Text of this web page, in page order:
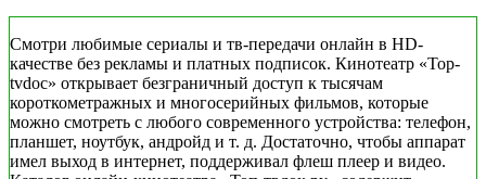
Смотри любимые сериалы и тв-передачи онлайн в HD-
качестве без рекламы и платных подписок. Кинотеатр «Top-
tvdoc» открывает безграничный доступ к тысячам
короткометражных и многосерийных фильмов, которые
можно смотреть с любого современного устройства: телефон,
планшет, ноутбук, андройд и т. д. Достаточно, чтобы аппарат
имел выход в интернет, поддерживал флеш плеер и видео.